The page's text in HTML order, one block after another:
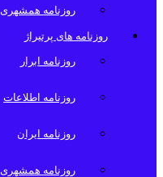
روزنامه همشهری
روزنامه های پرتیراژ
روزنامه ابرار
روزنامه اطلاعات
روزنامه ایران
روزنامه همشهری